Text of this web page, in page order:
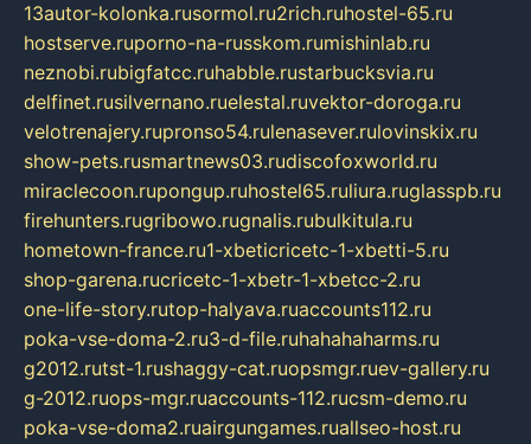
13autor-kolonka.rusormol.ru2rich.ruhostel-65.ru
hostserve.ruporno-na-russkom.rumishinlab.ru
neznobi.rubigfatcc.ruhabble.rustarbucksvia.ru
delfinet.rusilvernano.ruelestal.ruvektor-doroga.ru
velotrenajery.rupronso54.rulenasever.rulovinskix.ru
show-pets.rusmartnews03.rudiscofoxworld.ru
miraclecoon.rupongup.ruhostel65.ruliura.ruglasspb.ru
firehunters.rugribowo.rugnalis.rubulkitula.ru
hometown-france.ru1-xbeticricetc-1-xbetti-5.ru
shop-garena.rucricetc-1-xbetr-1-xbetcc-2.ru
one-life-story.rutop-halyava.ruaccounts112.ru
poka-vse-doma-2.ru3-d-file.ruhahahaharms.ru
g2012.rutst-1.rushaggy-cat.ruopsmgr.ruev-gallery.ru
g-2012.ruops-mgr.ruaccounts-112.rucsm-demo.ru
poka-vse-doma2.ruairgungames.ruallseo-host.ru